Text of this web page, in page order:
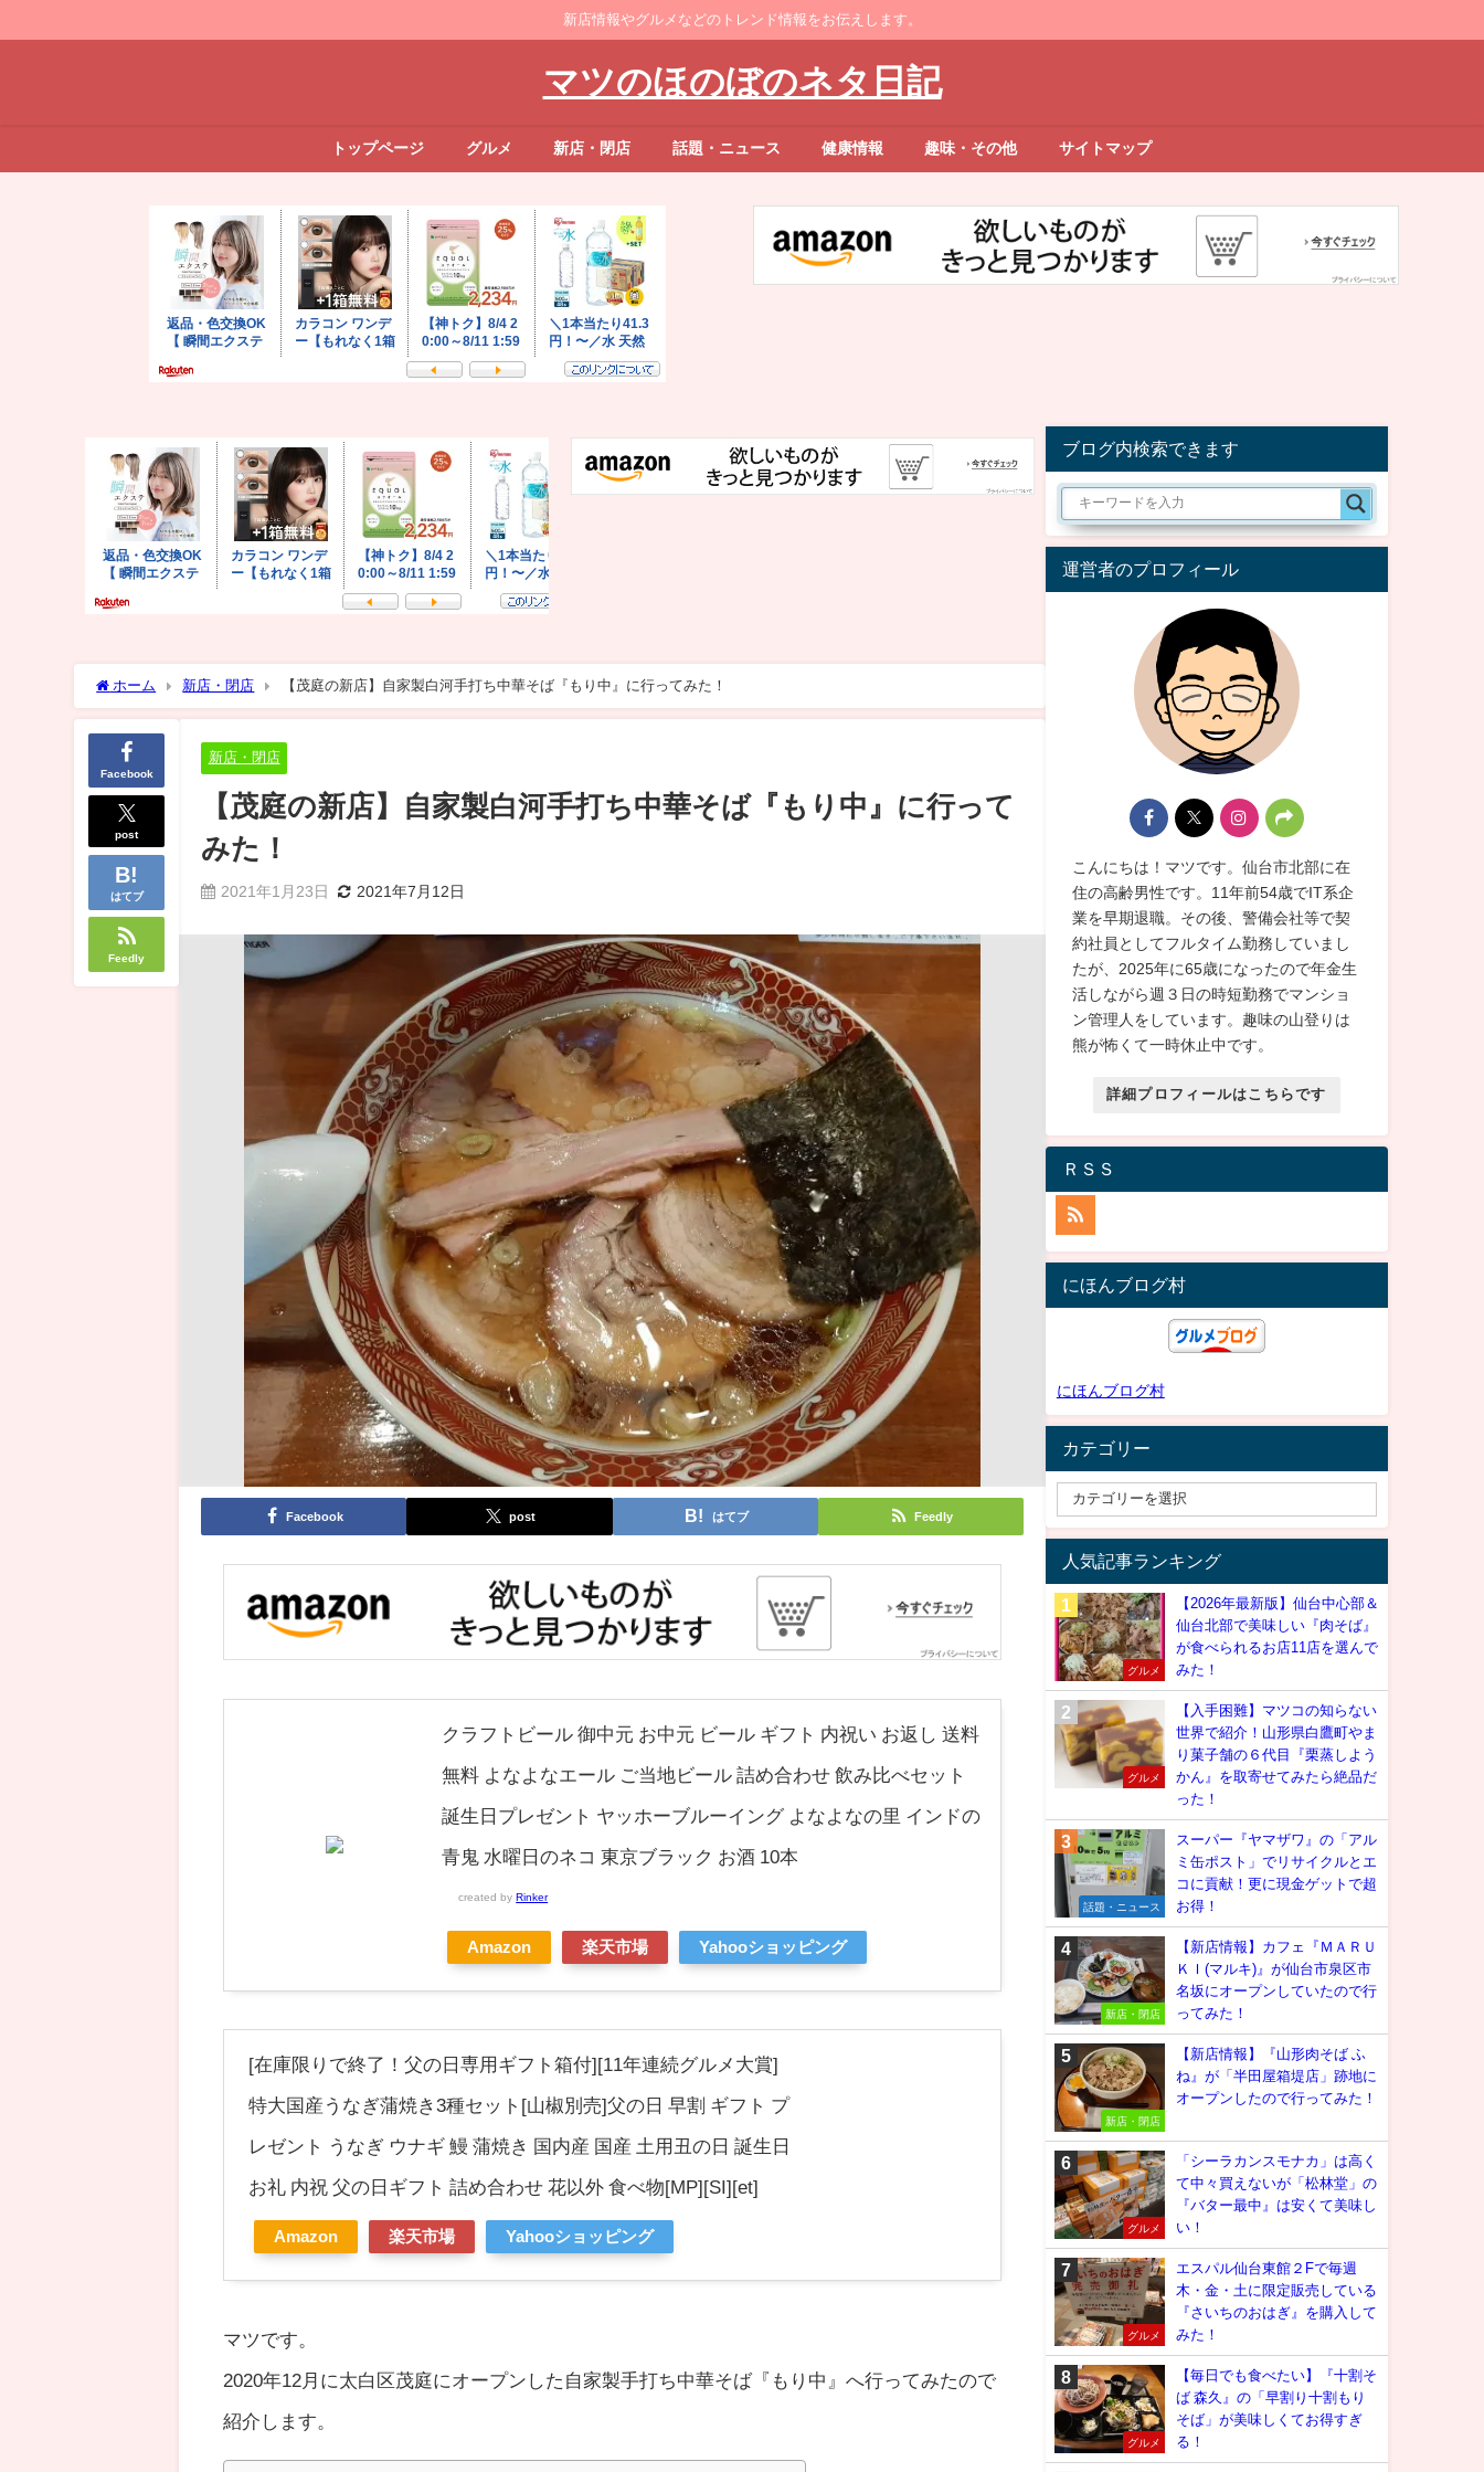
新店情報やグルメなどのトレンド情報をお伝えします。
マツのほのぼのネタ日記
トップページ グルメ 新店・閉店 話題・ニュース 健康情報 趣味・その他 サイトマップ
ホーム 新店・閉店 【茂庭の新店】自家製白河手打ち中華そば『もり中』に行ってみた！
Facebook
post
はてブ
Feedly
新店・閉店
【茂庭の新店】自家製白河手打ち中華そば『もり中』に行って
みた！
2021年1月23日 2021年7月12日
Facebook post はてブ Feedly
クラフトビール 御中元 お中元 ビール ギフト 内祝い お返し 送料
無料 よなよなエール ご当地ビール 詰め合わせ 飲み比べセット
誕生日プレゼント ヤッホーブルーイング よなよなの里 インドの
青鬼 水曜日のネコ 東京ブラック お酒 10本
created byRinker
Amazon 楽天市場 Yahooショッピング
[在庫限りで終了！父の日専用ギフト箱付][11年連続グルメ大賞]
特大国産うなぎ蒲焼き3種セット[山椒別売]父の日 早割 ギフト プ
レゼント うなぎ ウナギ 鰻 蒲焼き 国内産 国産 土用丑の日 誕生日
お礼 内祝 父の日ギフト 詰め合わせ 花以外 食べ物[MP][SI][et]
Amazon 楽天市場 Yahooショッピング
マツです。
2020年12月に太白区茂庭にオープンした自家製手打ち中華そば『もり中』へ行ってみたので
紹介します。
ブログ内検索できます
運営者のプロフィール
こんにちは！マツです。仙台市北部に在
住の高齢男性です。11年前54歳でIT系企
業を早期退職。その後、警備会社等で契
約社員としてフルタイム勤務していまし
たが、2025年に65歳になったので年金生
活しながら週３日の時短勤務でマンショ
ン管理人をしています。趣味の山登りは
熊が怖くて一時休止中です。
詳細プロフィールはこちらです
ＲＳＳ
にほんブログ村
にほんブログ村
カテゴリー
人気記事ランキング
グルメ
【2026年最新版】仙台中心部＆
仙台北部で美味しい『肉そば』
が食べられるお店11店を選んで
みた！
グルメ
【入手困難】マツコの知らない
世界で紹介！山形県白鷹町やま
り菓子舗の６代目『栗蒸しよう
かん』を取寄せてみたら絶品だ
った！
話題・ニュース
スーパー『ヤマザワ』の「アル
ミ缶ポスト」でリサイクルとエ
コに貢献！更に現金ゲットで超
お得！
新店・閉店
【新店情報】カフェ『ＭＡＲＵ
ＫＩ(マルキ)』が仙台市泉区市
名坂にオープンしていたので行
ってみた！
新店・閉店
【新店情報】『山形肉そば ふ
ね』が「半田屋箱堤店」跡地に
オープンしたので行ってみた！
グルメ
「シーラカンスモナカ」は高く
て中々買えないが「松林堂」の
『バター最中』は安くて美味し
い！
グルメ
エスパル仙台東館２Fで毎週
木・金・土に限定販売している
『さいちのおはぎ』を購入して
みた！
グルメ
【毎日でも食べたい】『十割そ
ば 森久』の「早割り十割もり
そば」が美味しくてお得すぎ
る！